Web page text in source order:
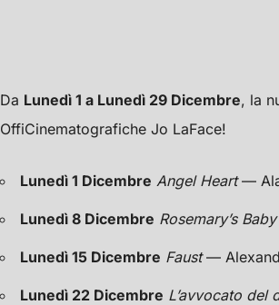
Da Lunedì 1 a Lunedì 29 Dicembre, la
OffiCinematografiche Jo LaFace!
Lunedì 1 Dicembre Angel Heart—
Lunedì 8 Dicembre Rosemary’s Baby
Lunedì 15 Dicembre Faust—
Lunedì 22 Dicembre L’avvocato del